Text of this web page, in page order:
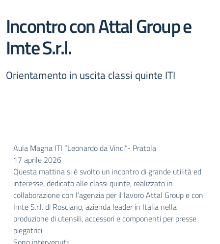
Incontro con Attal Group e
Imte S.r.l.
Orientamento in uscita classi quinte ITI
Aula Magna ITI “Leonardo da Vinci”- Pratola
17 aprile 2026
Questa mattina si è svolto un incontro di grande utilità ed
interesse, dedicato alle classi quinte, realizzato in
collaborazione con l’agenzia per il lavoro Attal Group e con
Imte S.r.l. di Rosciano, azienda leader in Italia nella
produzione di utensili, accessori e componenti per presse
piegatrici